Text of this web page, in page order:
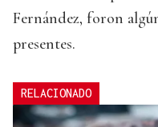
Fernández, foron
presentes.
RELACIONADO